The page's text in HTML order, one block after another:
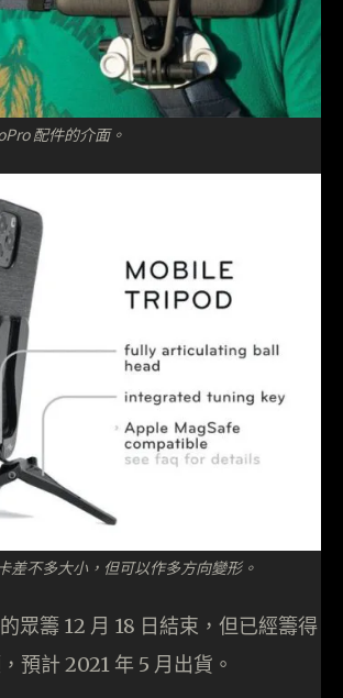
配件的介面。
差不多大小，但可以作多方向變形。
眾籌 12 月 18 日結束，但已經籌得
預計 2021 年 5 月出貨。